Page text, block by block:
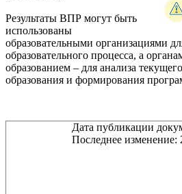
Результаты ВПР могут быть
использованы
образовательными организациями
образовательного процесса, а
образованием – для анализа
образования и формирования
Дата публикации
Последнее изменение: